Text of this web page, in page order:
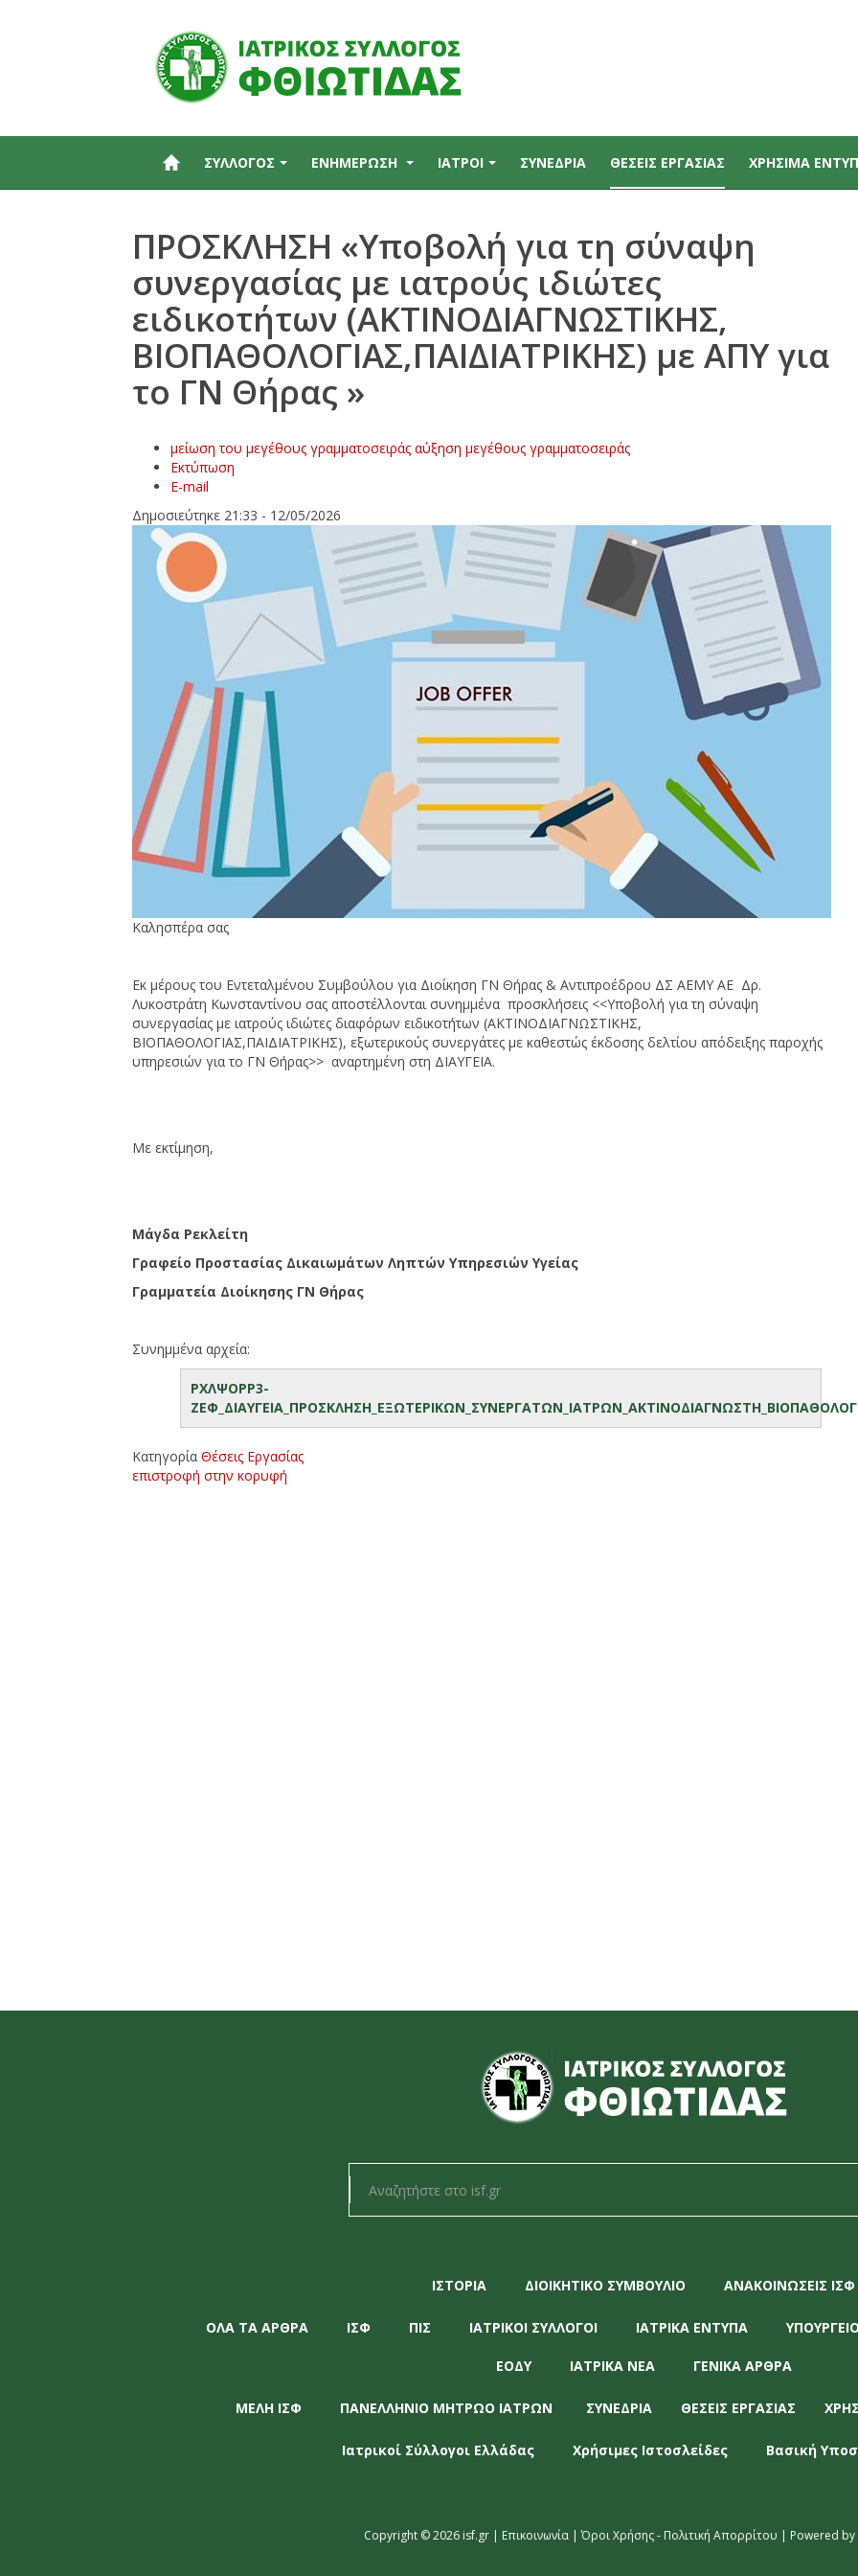
ΣΥΛΛΟΓΟΣ ΕΝΗΜΕΡΩΣΗ ΙΑΤΡΟΙ ΣΥΝΕΔΡΙΑ ΘΕΣΕΙΣ ΕΡΓΑΣΙΑΣ ΧΡΗΣΙΜΑ
ΠΡΟΣΚΛΗΣΗ «Υποβολή για τη σύναψη
συνεργασίας με ιατρούς ιδιώτες
ειδικοτήτων (ΑΚΤΙΝΟΔΙΑΓΝΩΣΤΙΚΗΣ,
ΒΙΟΠΑΘΟΛΟΓΙΑΣ,ΠΑΙΔΙΑΤΡΙΚΗΣ) με ΑΠΥ για
το ΓΝ Θήρας »
μείωση του μεγέθους γραμματοσειράς αύξηση μεγέθους γραμματοσειράς
Εκτύπωση
E-mail
Δημοσιεύτηκε 21:33 - 12/05/2026
Καλησπέρα σας
Εκ μέρους του Εντεταλμένου Συμβούλου για Διοίκηση ΓΝ Θήρας & Αντιπροέδρου ΔΣ ΑΕΜΥ ΑΕ Δρ.
Λυκοστράτη Κωνσταντίνου σας αποστέλλονται συνημμένα προσκλήσεις <<Υποβολή για τη σύναψη
συνεργασίας με ιατρούς ιδιώτες διαφόρων ειδικοτήτων (ΑΚΤΙΝΟΔΙΑΓΝΩΣΤΙΚΗΣ,
ΒΙΟΠΑΘΟΛΟΓΙΑΣ,ΠΑΙΔΙΑΤΡΙΚΗΣ), εξωτερικούς συνεργάτες με καθεστώς έκδοσης δελτίου απόδειξης παροχής
υπηρεσιών για το ΓΝ Θήρας>> αναρτημένη στη ΔΙΑΥΓΕΙΑ.
Με εκτίμηση,
Μάγδα Ρεκλείτη
Γραφείο Προστασίας Δικαιωμάτων Ληπτών Υπηρεσιών Υγείας
Γραμματεία Διοίκησης ΓΝ Θήρας
Συνημμένα αρχεία:
ΡΧΛΨΟΡΡ3-
Κατηγορία Θέσεις Εργασίας
επιστροφή στην κορυφή
ΙΣΤΟΡΙΑ ΔΙΟΙΚΗΤΙΚΟ ΣΥΜΒΟΥΛΙΟ ΑΝΑΚΟΙΝΩΣΕΙΣ ΙΣΦ
ΟΛΑ ΤΑ ΑΡΘΡΑ ΙΣΦ ΠΙΣ ΙΑΤΡΙΚΟΙ ΣΥΛΛΟΓΟΙ ΙΑΤΡΙΚΑ ΕΝΤΥΠΑ
ΕΟΔΥ ΙΑΤΡΙΚΑ ΝΕΑ ΓΕΝΙΚΑ ΑΡΘΡΑ
ΜΕΛΗ ΙΣΦ ΠΑΝΕΛΛΗΝΙΟ ΜΗΤΡΩΟ ΙΑΤΡΩΝ ΣΥΝΕΔΡΙΑ ΘΕΣΕΙΣ ΕΡΓΑΣΙΑΣ
Ιατρικοί Σύλλογοι Ελλάδας Χρήσιμες Ιστοσλείδες Βασική
Copyright © 2026 isf.gr | Επικοινωνία |Όροι Χρήσης - Πολιτική Απορρίτου | Powered by